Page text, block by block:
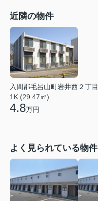
近隣の物件
入間郡毛呂山町岩井西２丁目
1K (29.47㎡)
4.8万円
よく見られている物件